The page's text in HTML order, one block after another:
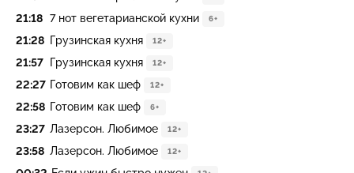
21:18 7 нот вегетарианской кухни 6+
21:28 Грузинская кухня 12+
21:57 Грузинская кухня 12+
22:27 Готовим как шеф 12+
22:58 Готовим как шеф 6+
23:27 Лазерсон. Любимое 12+
23:58 Лазерсон. Любимое 12+